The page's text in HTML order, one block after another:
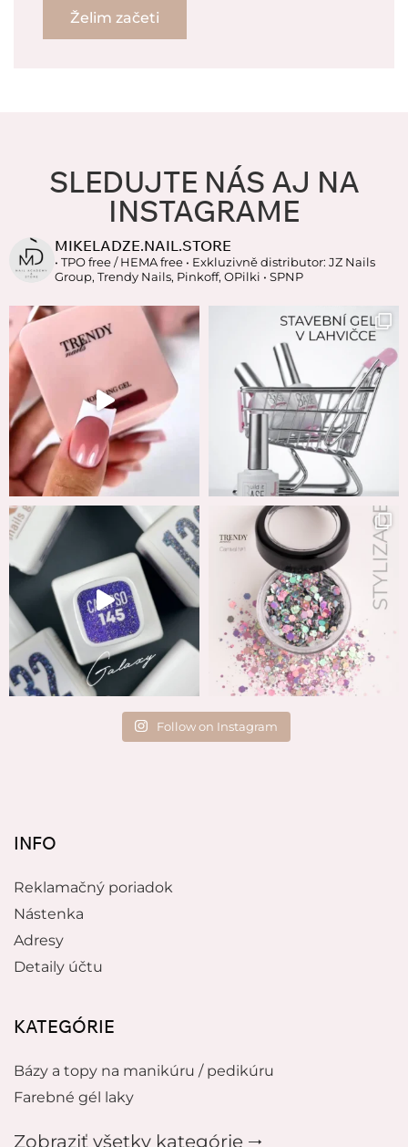
Želim začeti
SLEDUJTE NÁS AJ NA
INSTAGRAME
MIKELADZE.NAIL.STORE
• TPO free / HEMA free • Exkluzivně distributor: JZ Nails
Group, Trendy Nails, Pinkoff, OPilki • SPNP
Follow on Instagram
INFO
Reklamačný poriadok
Nástenka
Adresy
Detaily účtu
KATEGÓRIE
Bázy a topy na manikúru / pedikúru
Farebné gél laky
Zobraziť všetky kategórie 🠂